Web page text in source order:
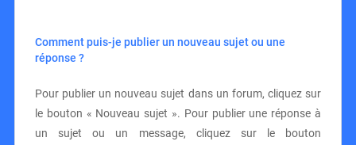
Comment puis-je publier un nouveau sujet ou une
réponse ?
Pour publier un nouveau sujet dans un forum, cliquez sur
le bouton « Nouveau sujet ». Pour publier une réponse à
un sujet ou un message, cliquez sur le bouton